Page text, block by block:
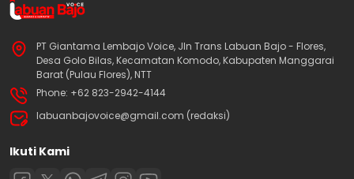
PT Giantama Lembajo Voice, Jln Trans Labuan Bajo - Flores,
Desa Golo Bilas, Kecamatan Komodo, Kabupaten Manggarai
Barat (Pulau Flores), NTT
Phone: +62 823-2942-4144
labuanbajovoice@gmail.com (redaksi)
Ikuti Kami